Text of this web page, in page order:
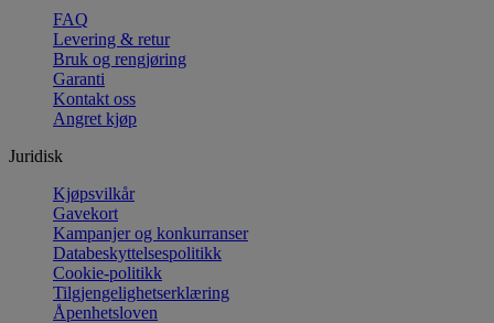
FAQ
Levering & retur
Bruk og rengjøring
Garanti
Kontakt oss
Angret kjøp
Juridisk
Kjøpsvilkår
Gavekort
Kampanjer og konkurranser
Databeskyttelsespolitikk
Cookie-politikk
Tilgjengelighetserklæring
Åpenhetsloven